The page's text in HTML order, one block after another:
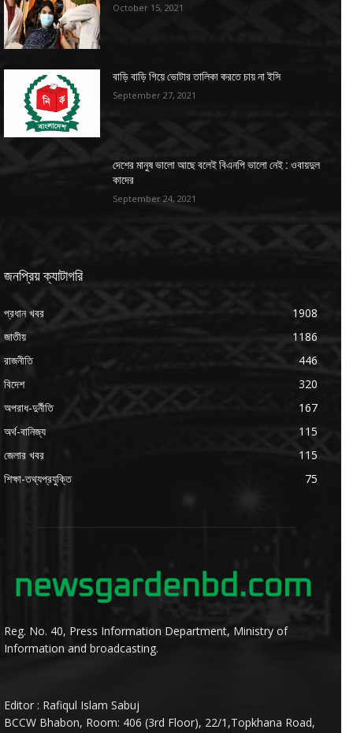
October 15, 2021
বাড়ি বাড়ি গিয়ে ভোটার তালিকা করতে চায় না ইসি
September 27, 2021
দেশের মানুষ ভালো আছে বলেই বিএনপি ভালো নেই : ওবায়দুল
কাদের
September 24, 2021
জনপ্রিয় ক্যাটাগরি
প্রধান খবর
1908
জাতীয়
1186
রাজনীতি
446
বিদেশ
320
অপরাধ-দুর্নীতি
167
অর্থ-বানিজ্য
115
জেলার খবর
115
শিক্ষা-তথ্যপ্রযুক্তি
75
Reg. No. 40, Press Information Department, Ministry of
Information and broadcasting.
Editor : Rafiqul Islam Sabuj
BCCW Bhabon, Room: 406 (3rd Floor), 22/1,Topkhana Road,